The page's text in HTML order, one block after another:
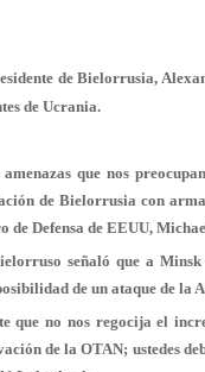
de Bielorrusia,
de Ucrania.
que nos
de Bielorrusia con
de Defensa de EEUU,
señaló que a
de un ataque de la
que no nos regocija el
de la OTAN; ustedes